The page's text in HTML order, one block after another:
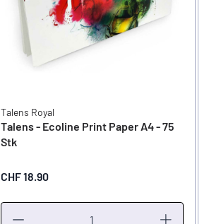
Talens Royal
Talens - Ecoline Print Paper A4 - 75
Stk
CHF 18.90